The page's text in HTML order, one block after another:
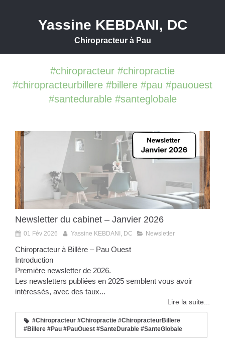
Yassine KEBDANI, DC
Chiropracteur à Pau
#chiropracteur #chiropractie
#chiropracteurbillere #billere #pau #pauouest
#santedurable #santeglobale
Newsletter du cabinet – Janvier 2026
01 Fév 2026 Yassine KEBDANI, DC Newsletter
Chiropracteur à Billère – Pau Ouest
Introduction
Première newsletter de 2026.
Les newsletters publiées en 2025 semblent vous avoir
intéressés, avec des taux...
Lire la suite...
#Chiropracteur #Chiropractie #ChiropracteurBillere
#Billere #Pau #PauOuest #SanteDurable #SanteGlobale